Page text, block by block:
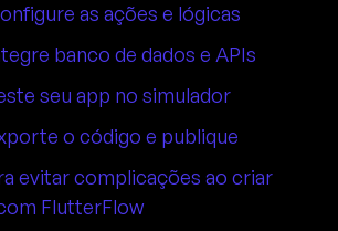
as ações e lógicas
banco de dados e APIs
seu app no simulador
o código e publique
evitar complicações ao criar
FlutterFlow